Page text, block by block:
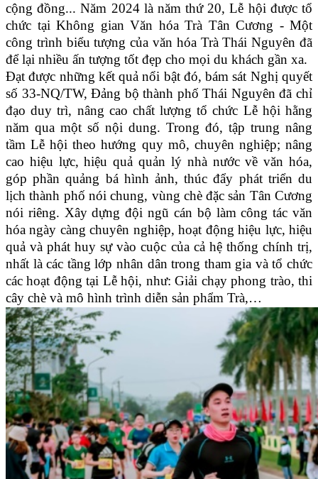
cộng đồng... Năm 2024 là năm thứ 20, Lễ hội được tổ
chức tại Không gian Văn hóa Trà Tân Cương - Một
công trình biểu tượng của văn hóa Trà Thái Nguyên đã
để lại nhiều ấn tượng tốt đẹp cho mọi du khách gần xa.
Đạt được những kết quả nổi bật đó, bám sát Nghị quyết
số 33-NQ/TW, Đảng bộ thành phố Thái Nguyên đã chỉ
đạo duy trì, nâng cao chất lượng tổ chức Lễ hội hằng
năm qua một số nội dung. Trong đó, tập trung nâng
tầm Lễ hội theo hướng quy mô, chuyên nghiệp; nâng
cao hiệu lực, hiệu quả quản lý nhà nước về văn hóa,
góp phần quảng bá hình ảnh, thúc đẩy phát triển du
lịch thành phố nói chung, vùng chè đặc sản Tân Cương
nói riêng. Xây dựng đội ngũ cán bộ làm công tác văn
hóa ngày càng chuyên nghiệp, hoạt động hiệu lực, hiệu
quả và phát huy sự vào cuộc của cả hệ thống chính trị,
nhất là các tầng lớp nhân dân trong tham gia và tổ chức
các hoạt động tại Lễ hội, như: Giải chạy phong trào, thi
cây chè và mô hình trình diễn sản phẩm Trà,…